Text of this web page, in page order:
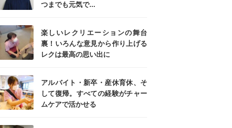
つまでも元気で...
楽しいレクリエーションの舞台
裏！いろんな意見から作り上げる
レクは最高の思い出に
アルバイト・新卒・産休育休、そ
して復帰。すべての経験がチャー
ムケアで活かせる